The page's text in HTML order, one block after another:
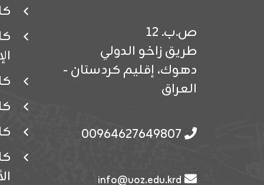
ص.ب. 12
طريق زاخو الدولي
دهوك، إقليم كردستان -
العراق
info@uoz.edu.krd